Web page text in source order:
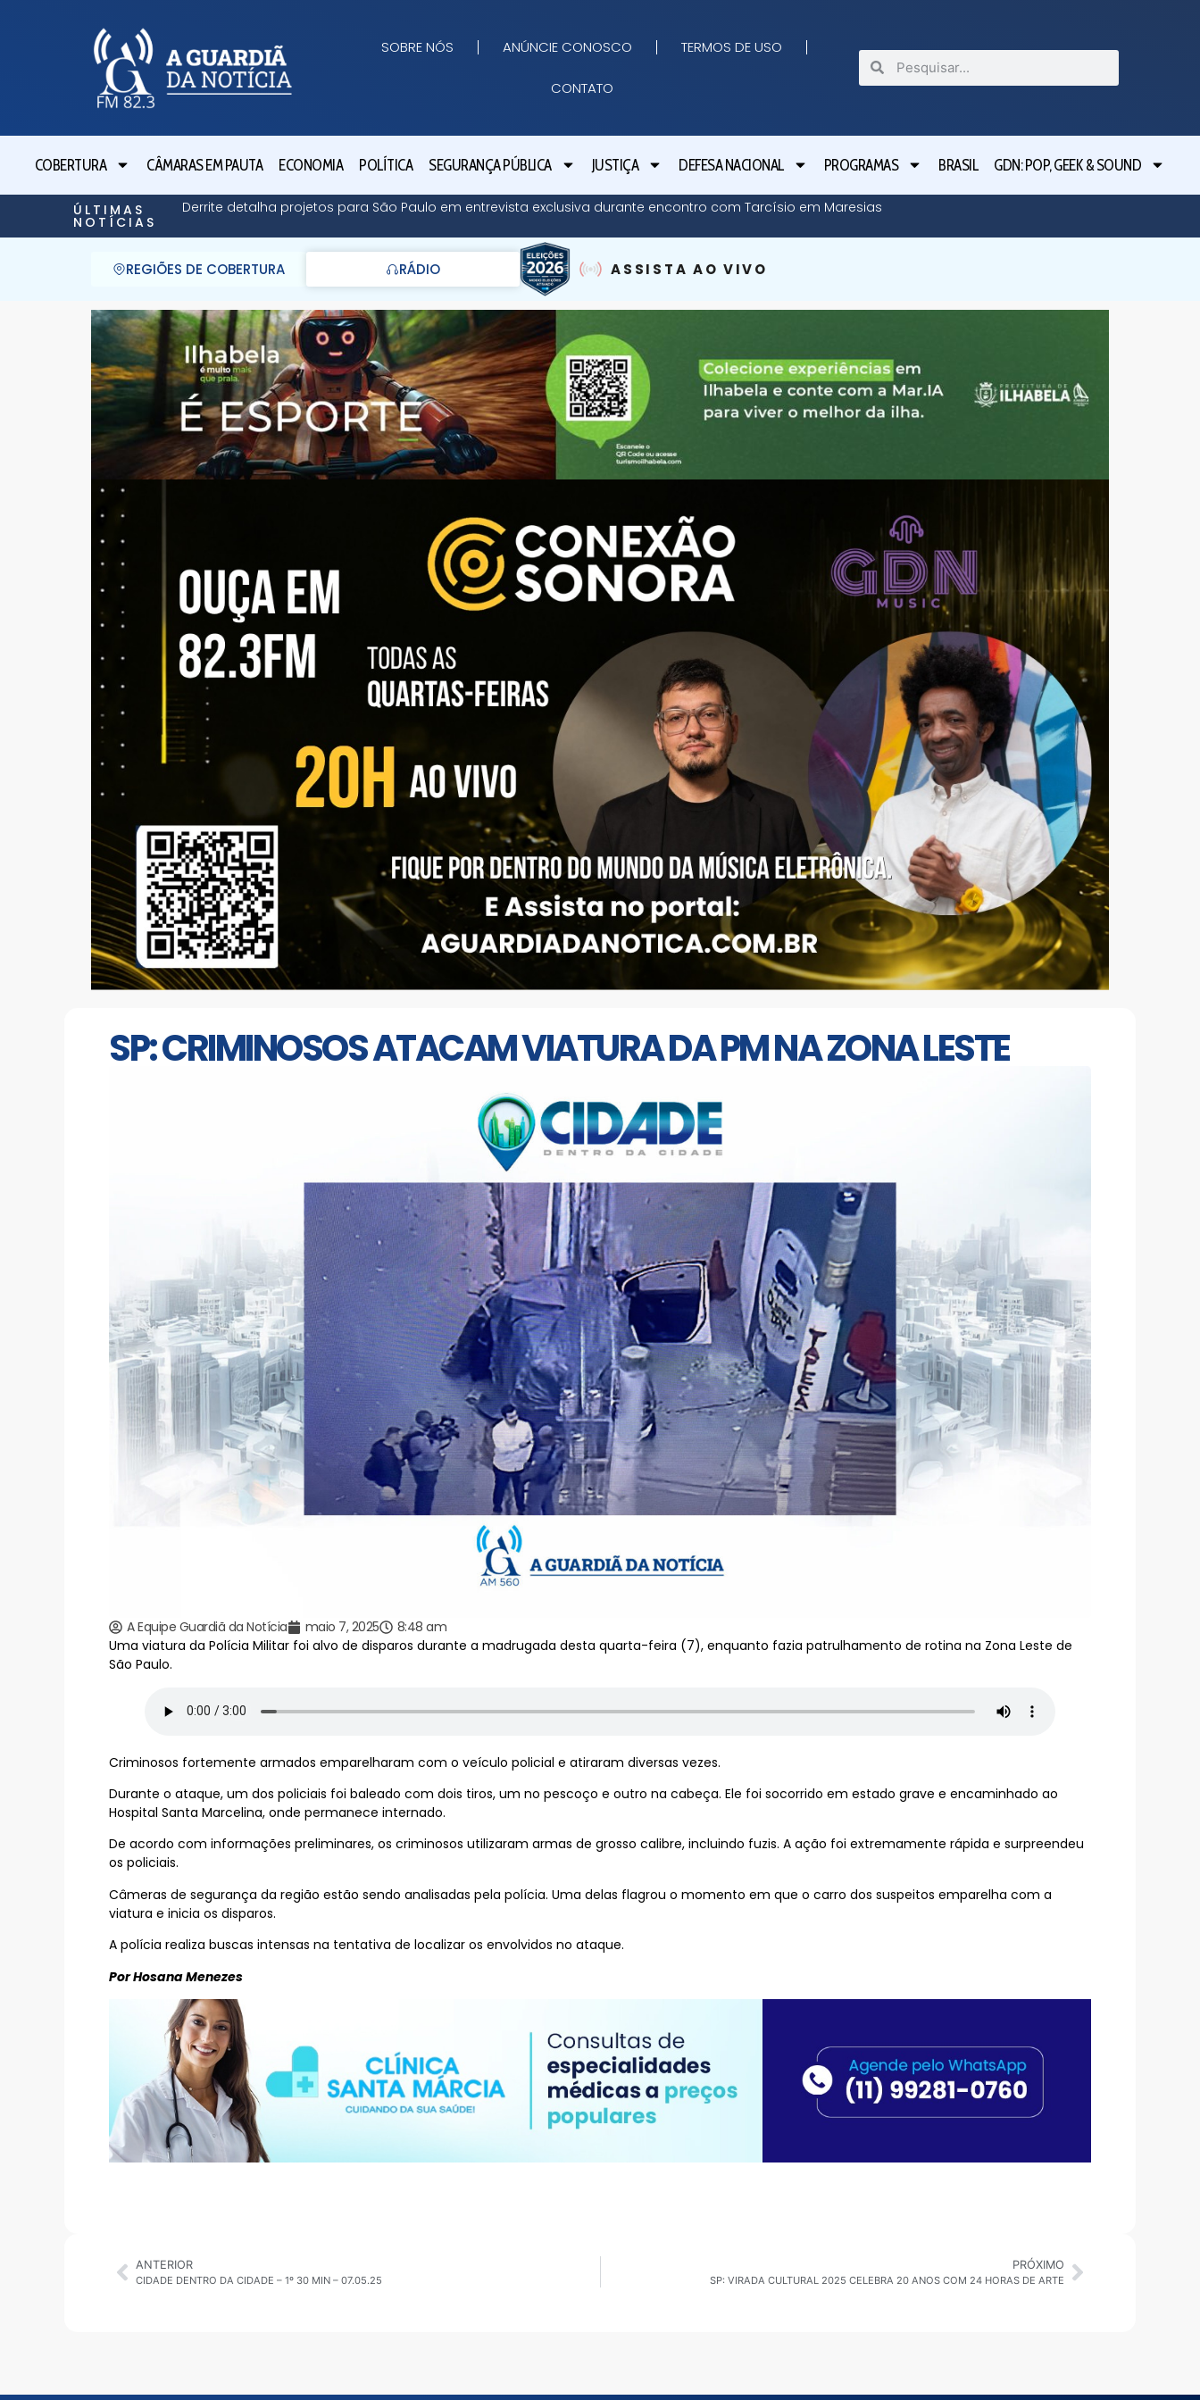
SOBRE NÓS ANÚNCIE CONOSCO TERMOS DE USO
CONTATO
COBERTURA CÂMARAS EM PAUTA ECONOMIA POLÍTICA SEGURANÇA PÚBLICA JUSTIÇA DEFESA NACIONAL PROGRAMAS BRASIL GDN: POP, GEEK & SOUND
ÚLTIMAS
NOTÍCIAS
Derrite detalha projetos para São Paulo em entrevista exclusiva durante encontro com Tarcísio em Maresias
REGIÕES DE COBERTURA RÁDIO ASSISTA AO VIVO
SP: CRIMINOSOS ATACAM VIATURA DA PM NA ZONA LESTE
A Equipe Guardiã da Notícia maio 7, 2025
8:48 am
Uma viatura da Polícia Militar foi alvo de disparos durante a madrugada desta quarta-feira (7), enquanto fazia patrulhamento de rotina na Zona Leste de
São Paulo.
Criminosos fortemente armados emparelharam com o veículo policial e atiraram diversas vezes.
Durante o ataque, um dos policiais foi baleado com dois tiros, um no pescoço e outro na cabeça. Ele foi socorrido em estado grave e encaminhado ao
Hospital Santa Marcelina, onde permanece internado.
De acordo com informações preliminares, os criminosos utilizaram armas de grosso calibre, incluindo fuzis. A ação foi extremamente rápida e surpreendeu
os policiais.
Câmeras de segurança da região estão sendo analisadas pela polícia. Uma delas flagrou o momento em que o carro dos suspeitos emparelha com a
viatura e inicia os disparos.
A polícia realiza buscas intensas na tentativa de localizar os envolvidos no ataque.
Por Hosana Menezes
ANTERIOR
CIDADE DENTRO DA CIDADE – 1º 30 MIN – 07.05.25
PRÓXIMO
SP: VIRADA CULTURAL 2025 CELEBRA 20 ANOS COM 24 HORAS DE ARTE